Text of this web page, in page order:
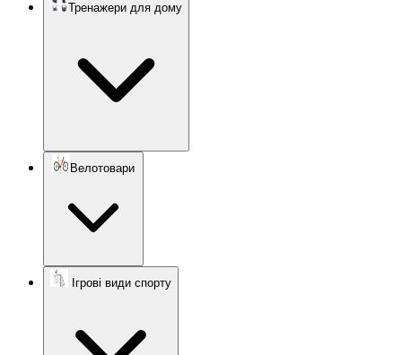
Тренажери для дому
Ігрові види спорту